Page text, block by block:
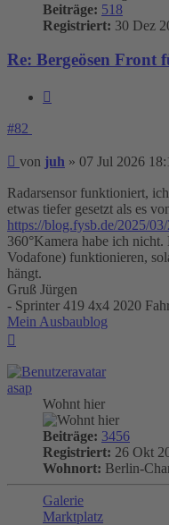
Beiträge: 518
Registriert: 30 Dez
Re: Bergeösen Front
#82
Beitrag
von juh » 07 Jul 2026
Radarsensor funktioniert,
etwas tiefer gesetzt als es
https://blog.fysb.de/2025/
360°Kamera habe ich
Vodafone) funktionieren,
hängt.
Gruß Jürgen
- Sprinter 419 4x4 2020
Mein Ausbaublog
asap
Wohnt hier
Beiträge: 3456
Registriert: 26 Okt
Wohnort: Berlin-
Galerie
Marktplatz